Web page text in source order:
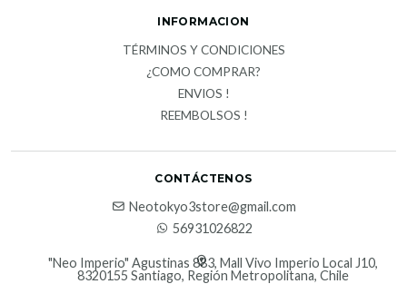
INFORMACION
TÉRMINOS Y CONDICIONES
¿COMO COMPRAR?
ENVIOS !
REEMBOLSOS !
CONTÁCTENOS
Neotokyo3store@gmail.com
56931026822
"Neo Imperio" Agustinas 883, Mall Vivo Imperio Local J10,
8320155 Santiago, Región Metropolitana, Chile